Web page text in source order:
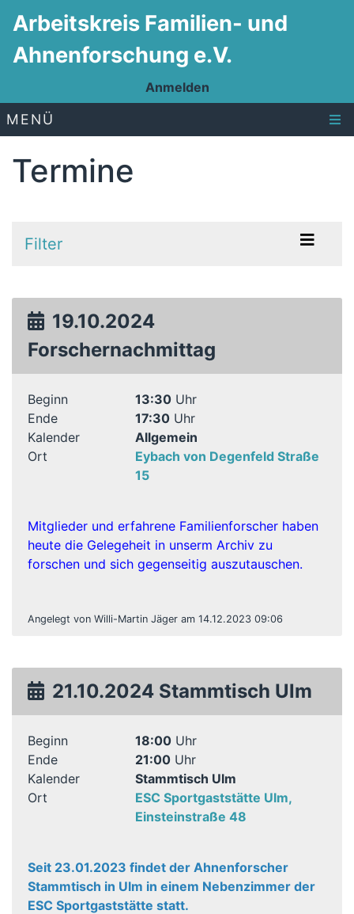
Arbeitskreis Familien- und
Ahnenforschung e.V.
Anmelden
MENÜ
Termine
Filter
19.10.2024
Forschernachmittag
Beginn 13:30Uhr
Ende
17:30Uhr
Kalender
Allgemein
Ort
Eybach von Degenfeld Straße
15
Mitglieder und erfahrene Familienforscher haben
heute die Gelegeheit in unserm Archiv zu
forschen und sich gegenseitig auszutauschen.
Angelegt von Willi-Martin Jäger am 14.12.2023 09:06
21.10.2024 Stammtisch Ulm
Beginn 18:00Uhr
Ende
21:00Uhr
Kalender
Stammtisch Ulm
Ort
ESC Sportgaststätte Ulm,
Einsteinstraße 48
Seit 23.01.2023 findet der Ahnenforscher
Stammtisch in Ulm in einem Nebenzimmer der
ESC Sportgaststätte statt.